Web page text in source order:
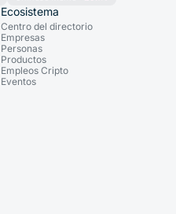
Ecosistema
Centro del directorio
Empresas
Personas
Productos
Empleos Cripto
Eventos